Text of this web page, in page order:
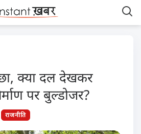
क्या दल देखकर
पर बुल्डोजर?
राजनीति